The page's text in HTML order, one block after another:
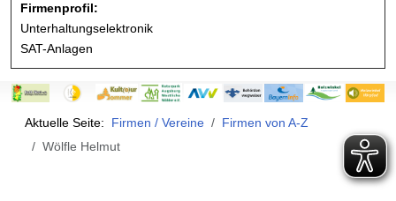
Firmenprofil:
Unterhaltungselektronik
SAT-Anlagen
Aktuelle Seite: Firmen / Vereine
Firmen von A-Z
Wölfle Helmut